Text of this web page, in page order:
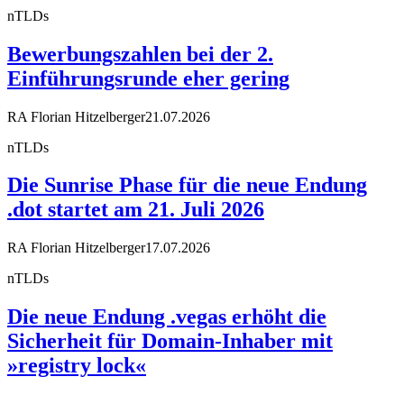
nTLDs
Bewerbungszahlen bei der 2.
Einführungsrunde eher gering
RA Florian Hitzelberger21.07.2026
nTLDs
Die Sunrise Phase für die neue Endung
.dot startet am 21. Juli 2026
RA Florian Hitzelberger17.07.2026
nTLDs
Die neue Endung .vegas erhöht die
Sicherheit für Domain-Inhaber mit
»registry lock«